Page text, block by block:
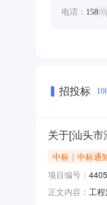
电话： 158
招投标
关于[汕头
中标｜中标通
项目编号：
正文内容： 工